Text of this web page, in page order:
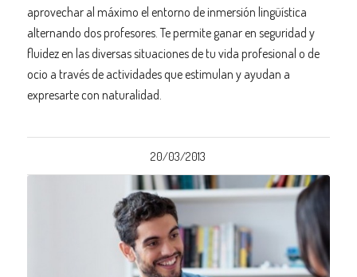
aprovechar al máximo el entorno de inmersión lingüística
alternando dos profesores. Te permite ganar en seguridad y
fluidez en las diversas situaciones de tu vida profesional o de
ocio a través de actividades que estimulan y ayudan a
expresarte con naturalidad.
20/03/2013